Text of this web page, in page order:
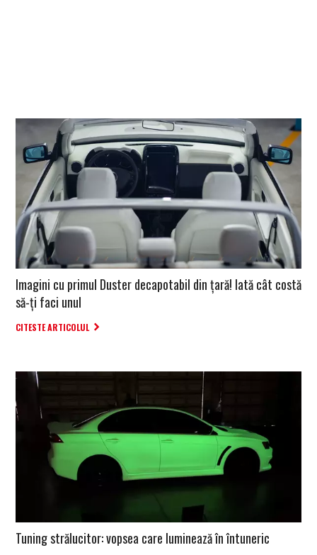
Imagini cu primul Duster decapotabil din țară! Iată cât costă
să-ți faci unul
CITESTE ARTICOLUL
Tuning strălucitor: vopsea care luminează în întuneric